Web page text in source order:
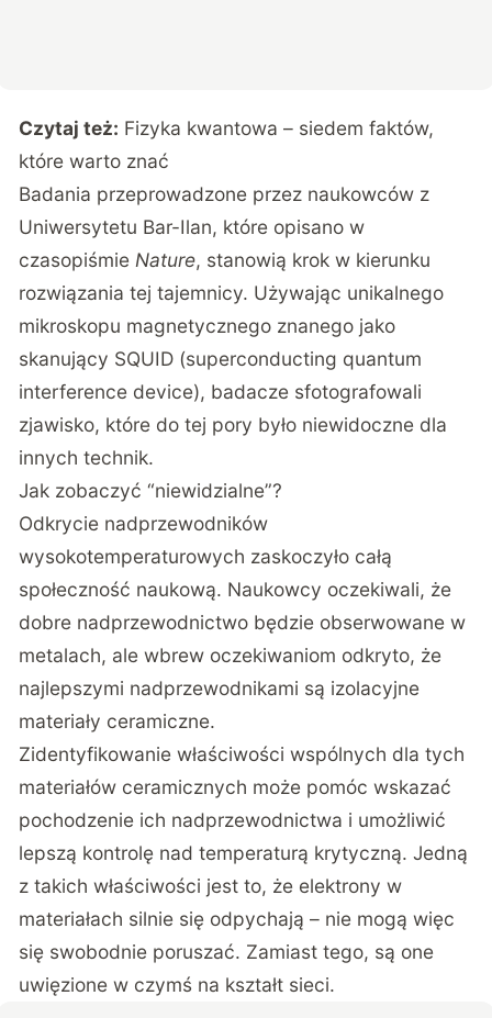
Czytaj też: Fizyka kwantowa – siedem faktów,
które warto znać
Badania przeprowadzone przez naukowców z
Uniwersytetu Bar-Ilan, które opisano w
czasopiśmie Nature, stanowią krok w kierunku
rozwiązania tej tajemnicy. Używając unikalnego
mikroskopu magnetycznego znanego jako
skanujący SQUID (superconducting quantum
interference device), badacze sfotografowali
zjawisko, które do tej pory było niewidoczne dla
innych technik.
Jak zobaczyć “niewidzialne”?
Odkrycie nadprzewodników
wysokotemperaturowych zaskoczyło całą
społeczność naukową. Naukowcy oczekiwali, że
dobre nadprzewodnictwo będzie obserwowane w
metalach, ale wbrew oczekiwaniom odkryto, że
najlepszymi nadprzewodnikami są izolacyjne
materiały ceramiczne.
Zidentyfikowanie właściwości wspólnych dla tych
materiałów ceramicznych może pomóc wskazać
pochodzenie ich nadprzewodnictwa i umożliwić
lepszą kontrolę nad temperaturą krytyczną. Jedną
z takich właściwości jest to, że elektrony w
materiałach silnie się odpychają – nie mogą więc
się swobodnie poruszać. Zamiast tego, są one
uwięzione w czymś na kształt sieci.